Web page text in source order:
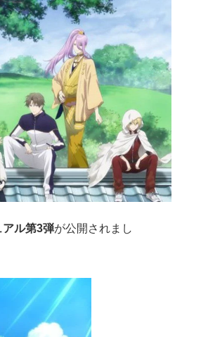
アル第3弾が公開されまし